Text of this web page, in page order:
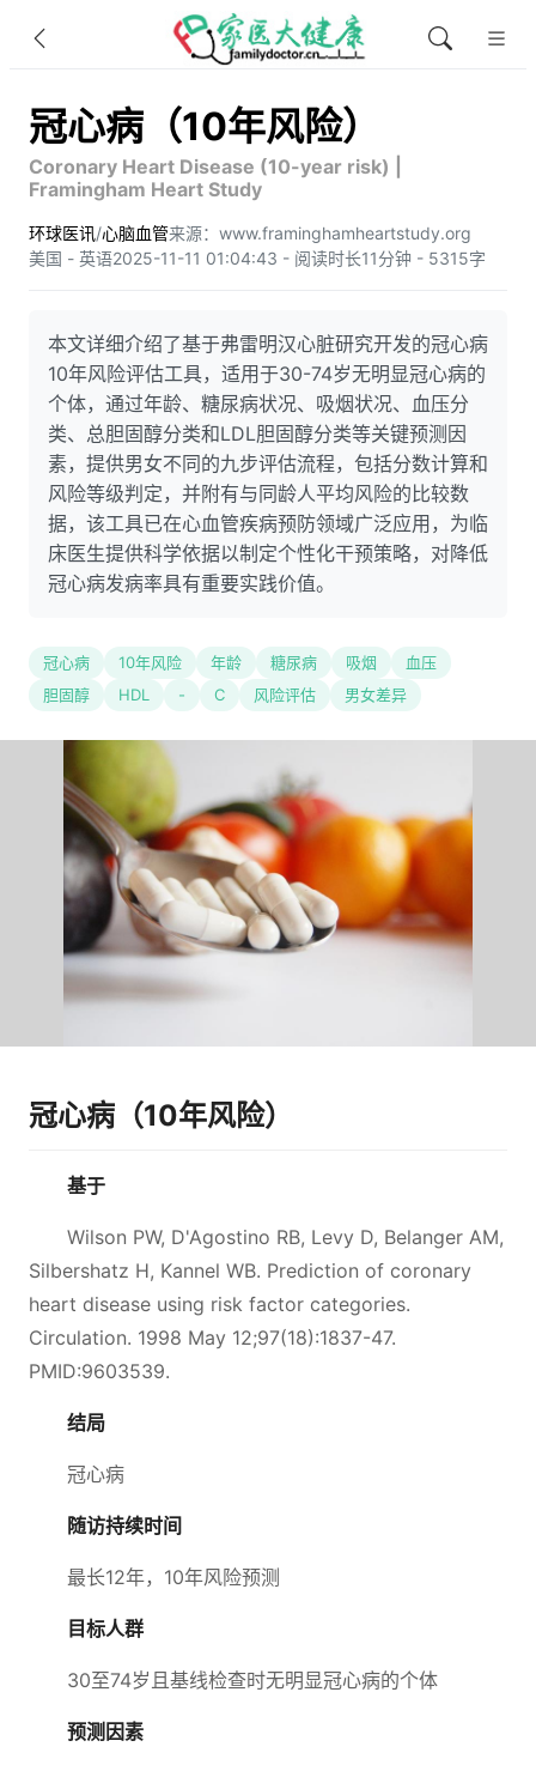
冠心病（10年风险）
Coronary Heart Disease (10-year risk) |
Framingham Heart Study
环球医讯/心脑血管来源：www.framinghamheartstudy.org
美国 - 英语2025-11-11 01:04:43 - 阅读时长11分钟 - 5315字
本文详细介绍了基于弗雷明汉心脏研究开发的冠心病
10年风险评估工具，适用于30-74岁无明显冠心病的
个体，通过年龄、糖尿病状况、吸烟状况、血压分
类、总胆固醇分类和LDL胆固醇分类等关键预测因
素，提供男女不同的九步评估流程，包括分数计算和
风险等级判定，并附有与同龄人平均风险的比较数
据，该工具已在心血管疾病预防领域广泛应用，为临
床医生提供科学依据以制定个性化干预策略，对降低
冠心病发病率具有重要实践价值。
冠心病 10年风险 年龄 糖尿病 吸烟
血压
胆固醇
HDL - C 风险评估 男女差异
冠心病（10年风险）
基于
Wilson PW, D'Agostino RB, Levy D, Belanger AM,
Silbershatz H, Kannel WB. Prediction of coronary
heart disease using risk factor categories.
Circulation. 1998 May 12;97(18):1837-47.
PMID:9603539.
结局
冠心病
随访持续时间
最长12年，10年风险预测
目标人群
30至74岁且基线检查时无明显冠心病的个体
预测因素